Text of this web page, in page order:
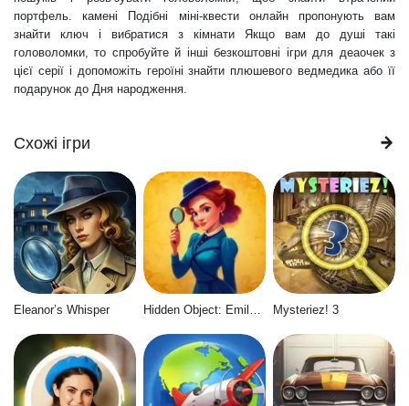
портфель. камені Подібні міні-квести онлайн пропонують вам
знайти ключ і вибратися з кімнати Якщо вам до душі такі
головоломки, то спробуйте й інші безкоштовні ігри для деаочек з
цієї серії і допоможіть героїні знайти плюшевого ведмедика або її
подарунок до Дня народження.
Схожі ігри
Eleanor’s Whisper Mysteriez! 3